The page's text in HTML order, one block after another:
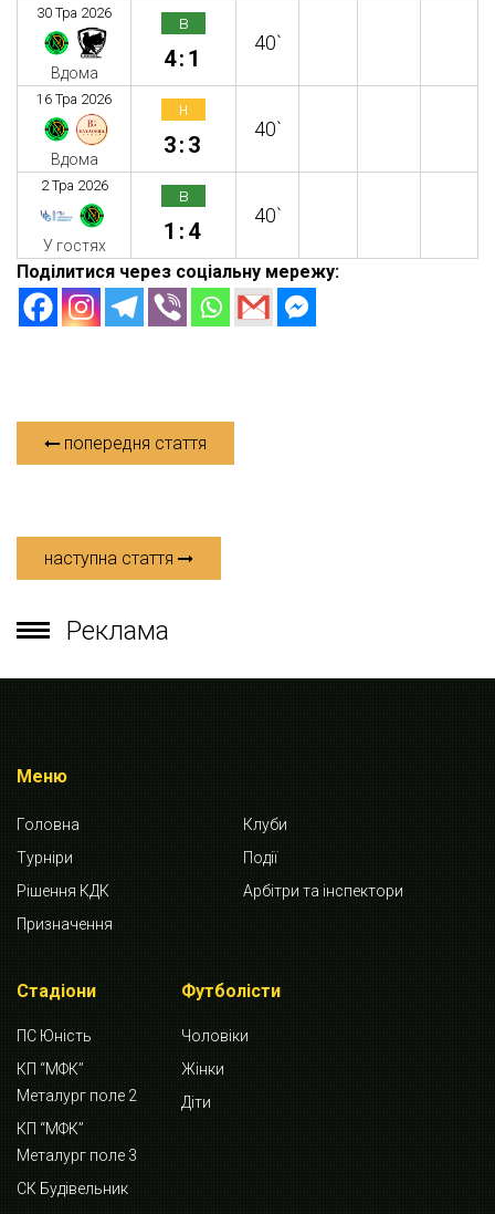
30 Тра 2026
Вдома
в
4:1
40`
16 Тра 2026
Вдома
н
3:3
40`
2 Тра 2026
У гостях
в
1:4
40`
Поділитися через соціальну мережу:
попередня стаття
наступна стаття
Реклама
Меню
Головна
Клуби
Турніри
Події
Рішення КДК
Арбітри та інспектори
Призначення
Стадіони
ПС Юність
КП “МФК”
Металург поле 2
КП “МФК”
Металург поле 3
СК Будівельник
Футболісти
Чоловіки
Жінки
Діти